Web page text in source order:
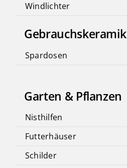
Windlichter
Gebrauchskeramik
Spardosen
Garten & Pflanzen
Nisthilfen
Futterhäuser
Schilder